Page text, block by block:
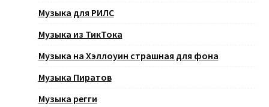
Музыка для РИЛС
Музыка из ТикТока
Музыка на Хэллоуин страшная для фона
Музыка Пиратов
Музыка регги